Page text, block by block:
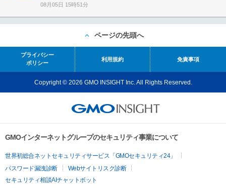
08月05日 15時51分
ページの先頭へ
プライバシー
ポリシー
利用規約 免責事項
Copyright © 2026 GMO INSIGHT Inc. All Rights Reserved.
GMOインターネットグループのセキュリティ事業について
世界初総合ネットセキュリティサービス「GMOセキュリティ24」
パスワード漏洩診断
Webサイトリスク診断
セキュリティ相談AIチャットボット